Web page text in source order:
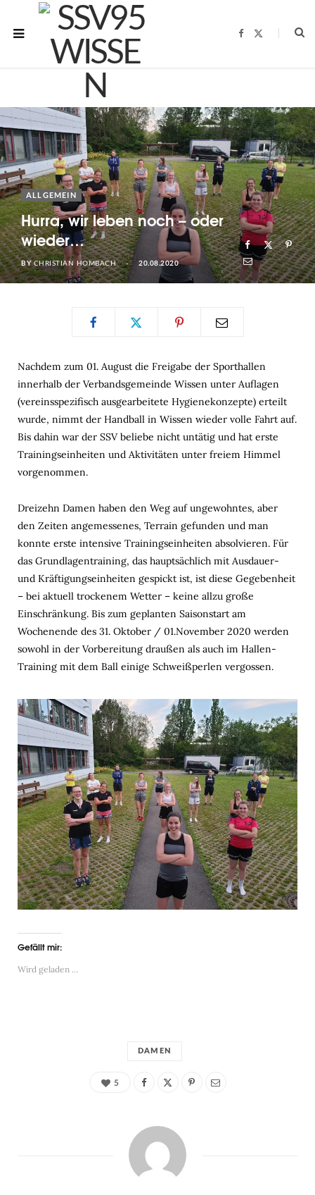
F
r
)
ALLGEMEIN
Hurra, wir leben noch – oder
wieder…
BY CHRISTIAN HOMBACH 20.08.2020
Nachdem zum 01. August die Freigabe der Sporthallen
innerhalb der Verbandsgemeinde Wissen unter Auflagen
(vereinsspezifisch ausgearbeitete Hygienekonzepte) erteilt
wurde, nimmt der Handball in Wissen wieder volle Fahrt auf.
Bis dahin war der SSV beliebe nicht untätig und hat erste
Trainingseinheiten und Aktivitäten unter freiem Himmel
vorgenommen.
Dreizehn Damen haben den Weg auf ungewohntes, aber
den Zeiten angemessenes, Terrain gefunden und man
konnte erste intensive Trainingseinheiten absolvieren. Für
das Grundlagentraining, das hauptsächlich mit Ausdauer-
und Kräftigungseinheiten gespickt ist, ist diese Gegebenheit
– bei aktuell trockenem Wetter – keine allzu große
Einschränkung. Bis zum geplanten Saisonstart am
Wochenende des 31. Oktober / 01.November 2020 werden
sowohl in der Vorbereitung draußen als auch im Hallen-
Training mit dem Ball einige Schweißperlen vergossen.
Gefällt mir:
Wird geladen …
DAMEN
5